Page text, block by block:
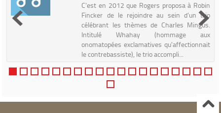
C'est en 2012 que Rogers proposa à Robin
Fincker de le rejoindre au sein d'un trio
célébrant les thèmes de Charles Mingus.
Intitulé Whahay (hommage aux
onomatopées exclamatives qu'affectionnait
le contrebassiste), le trio accompli...